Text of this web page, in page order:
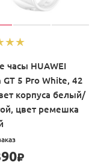
часы HUAWEI
GT 5 Pro White, 42
корпуса белый/
цвет ремешка
₽